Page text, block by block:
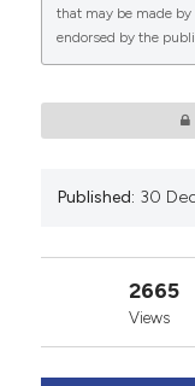
0
that may be made
endorsed by the
Published: 30
2665
Views